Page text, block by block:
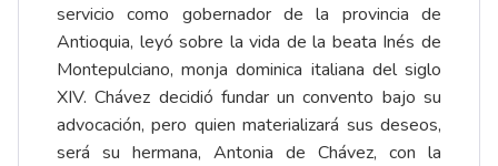
servicio como gobernador de la provincia de
Antioquia, leyó sobre la vida de la beata Inés de
Montepulciano, monja dominica italiana del siglo
XIV. Chávez decidió fundar un convento bajo su
advocación, pero quien materializará sus deseos,
será su hermana, Antonia de Chávez, con la